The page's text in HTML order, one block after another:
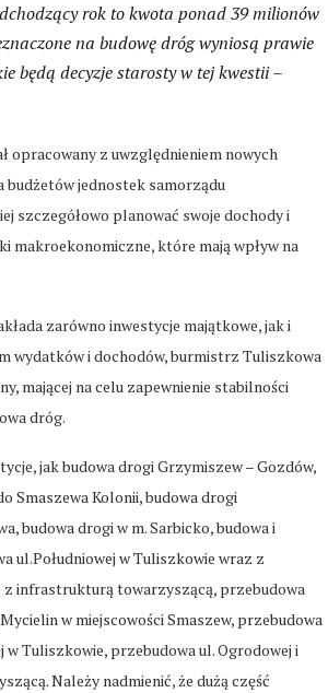
rok to kwota ponad 39 milionów
na budowę dróg wyniosą prawie
będą decyzje starosty w tej kwestii–
opracowany z uwzględnieniem nowych
budżetów jednostek samorządu
szczegółowo planować swoje dochody i
makroekonomiczne, które mają wpływ na
zarówno inwestycje majątkowe, jak i
wydatków i dochodów, burmistrz Tuliszkowa
mającej na celu zapewnienie stabilności
dróg.
jak budowa drogi Grzymiszew – Gozdów,
Smaszewa Kolonii, budowa drogi
budowa drogi w m. Sarbicko, budowa i
ul.Południowej w Tuliszkowie wraz z
infrastrukturą towarzyszącą, przebudowa
w miejscowości Smaszew, przebudowa
w Tuliszkowie, przebudowa ul. Ogrodowej i
Należy nadmienić, że dużą część